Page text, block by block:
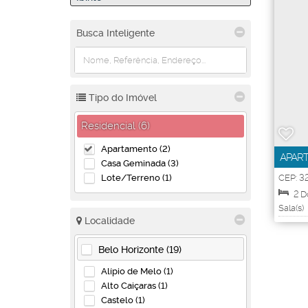
Busca Inteligente
Tipo do Imóvel
Residencial (6)
Apartamento (2)
Casa Geminada (3)
Lote/Terreno (1)
Localidade
Belo Horizonte (19)
Alípio de Melo (1)
Alto Caiçaras (1)
Castelo (1)
CEP:
2
Sala(s)